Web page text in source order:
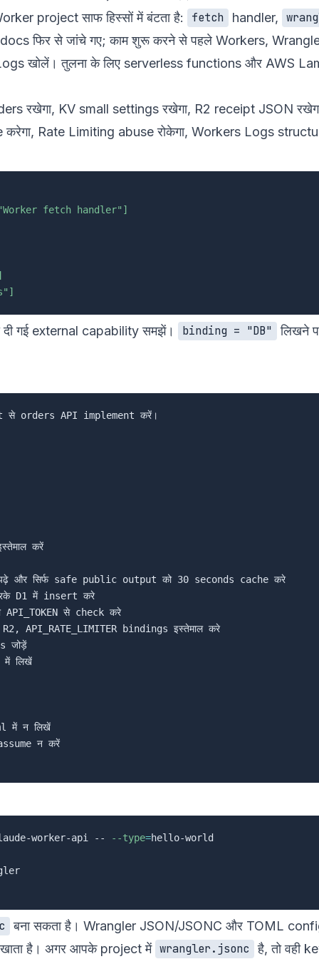
project साफ हिस्सों में बंटता है:
fetch handler,
फिर से जांचे गए; काम शुरू करने से पहले Workers,
खोलें। तुलना के लिए serverless functions और AWS
रखेगा, KV small settings रखेगा, R2 receipt JSON
करेगा, Rate Limiting abuse रोकेगा, Workers Logs
fetch handler"]
दी गई external capability समझें। binding = "DB" लिखने
से orders API implement करें।
करें
और सिर्फ safe public output को 30 seconds cache करे
D1 में insert करे
से check करे
API_RATE_LIMITER bindings इस्तेमाल करे
जोड़ें
लिखें
में न लिखें
न करें
worker-api -- --type=
बना सकता है। Wrangler JSON/JSONC और TOML
है। अगर आपके project में wrangler.jsonc है, तो वही